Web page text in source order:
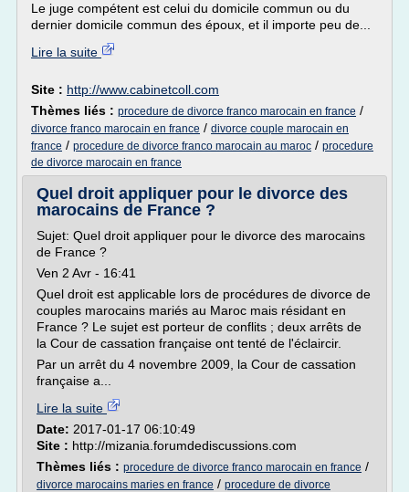
Le juge compétent est celui du domicile commun ou du
dernier domicile commun des époux, et il importe peu de...
Lire la suite
Site : http://www.cabinetcoll.com
Thèmes liés : procedure de divorce franco marocain en france /
divorce franco marocain en france / divorce couple marocain en
france / procedure de divorce franco marocain au maroc / procedure
de divorce marocain en france
Quel droit appliquer pour le divorce des
marocains de France ?
Sujet: Quel droit appliquer pour le divorce des marocains
de France ?
Ven 2 Avr - 16:41
Quel droit est applicable lors de procédures de divorce de
couples marocains mariés au Maroc mais résidant en
France ? Le sujet est porteur de conflits ; deux arrêts de
la Cour de cassation française ont tenté de l'éclaircir.
Par un arrêt du 4 novembre 2009, la Cour de cassation
française a...
Lire la suite
Date: 2017-01-17 06:10:49
Site : http://mizania.forumdediscussions.com
Thèmes liés : procedure de divorce franco marocain en france /
divorce marocains maries en france / procedure de divorce